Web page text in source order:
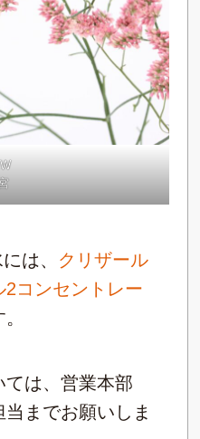
は、 クリザール
2コンセントレー
ては、営業本部
までお願いしま